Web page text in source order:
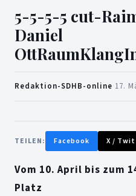
5-5-5-5 cut-
Daniel
Redaktion-SDHB-online 17.
TEILEN: Facebook X /
Vom 10. April bis zum
Platz